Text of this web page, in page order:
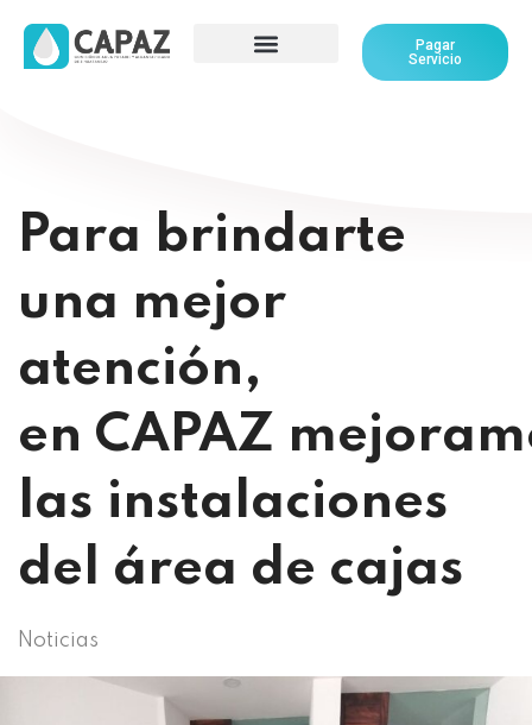
Pagar
Servicio
Para brindarte
una mejor
atención,
en CAPAZ
las instalaciones
del área de cajas
Noticias